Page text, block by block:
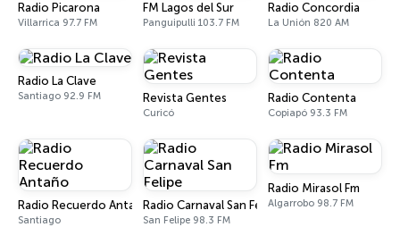
Radio Picarona
Villarrica 97.7 FM
FM Lagos del Sur
Panguipulli 103.7 FM
Radio Concordia
La Unión 820 AM
Radio La Clave
Santiago 92.9 FM Revista Gentes
Curicó
Radio Contenta
Copiapó 93.3 FM
Radio Recuerdo Antaño
Santiago
Radio Carnaval San Felipe
San Felipe 98.3 FM
Radio Mirasol Fm
Algarrobo 98.7 FM